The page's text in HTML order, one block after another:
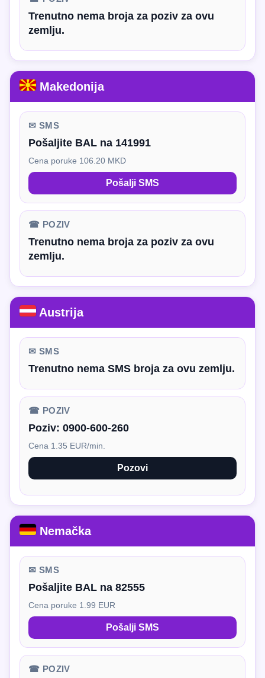
Trenutno nema broja za poziv za ovu
zemlju.
Makedonija
✉ SMS
Pošaljite BAL na 141991
Cena poruke 106.20 MKD
Pošalji SMS
☎ POZIV
Trenutno nema broja za poziv za ovu
zemlju.
Austrija
✉ SMS
Trenutno nema SMS broja za ovu zemlju.
☎ POZIV
Poziv: 0900-600-260
Cena 1.35 EUR/min.
Pozovi
Nemačka
✉ SMS
Pošaljite BAL na 82555
Cena poruke 1.99 EUR
Pošalji SMS
☎ POZIV